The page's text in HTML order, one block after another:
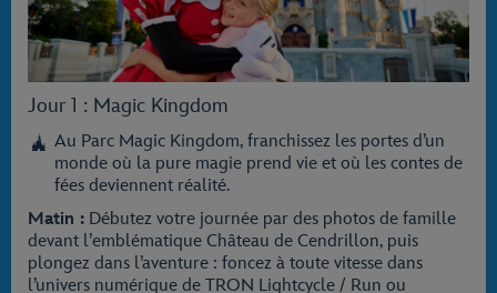
Jour 1 : Magic Kingdom
Au Parc Magic Kingdom, franchissez les portes d’un
monde où la pure magie prend vie et où les contes de
fées deviennent réalité.
Matin : Débutez votre journée par des photos de famille
devant l’emblématique Château de Cendrillon, puis
plongez dans l’aventure : foncez à toute vitesse dans
l’univers numérique de TRON Lightcycle / Run ou